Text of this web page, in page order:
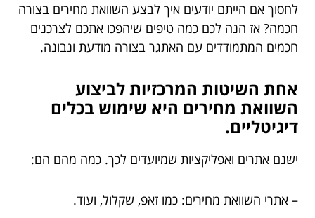
לחסוך אם הייתם יודעים איך לבצע השוואת מחירים בצורה
חכמה? אז הנה לכם כמה טיפים שיהפכו אתכם לצרכנים
חכמים המתמודדים עם האתגר בצורה מודעת ונבונה.
אחת השיטות המרכזיות לביצוע
השוואת מחירים היא שימוש בכלים
דיגיטליים.
ישנם אתרים ואפליקציות שמיועדים לכך. כמה מהם הם:
– אתרי השוואת מחירים: כמו זאפ, שקלול, ועוד.